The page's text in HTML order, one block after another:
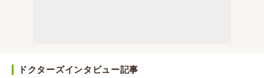
ドクターズインタビュー記事